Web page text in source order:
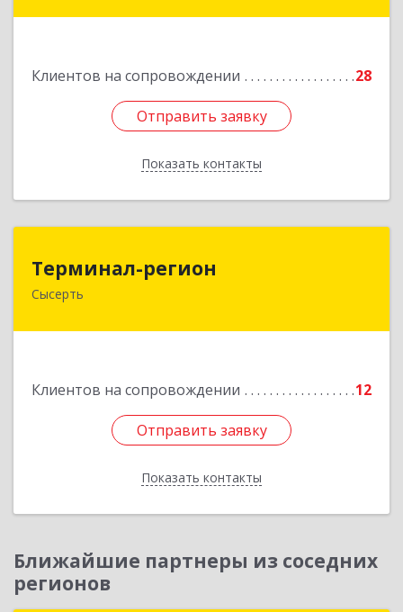
Клиентов на сопровождении 28
Отправить заявку
Показать контакты
Отправить заявку
Назад
Терминал-регион
Сысерть
Клиентов на сопровождении 12
Отправить заявку
Показать контакты
624022, Свердловская обл, Сысертский р-н,
Отправить заявку
Назад
Ближайшие партнеры из соседних
регионов